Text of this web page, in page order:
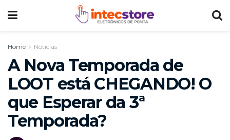
Home Noticias
A Nova Temporada de
LOOT está CHEGANDO! O
que Esperar da 3ª
Temporada?